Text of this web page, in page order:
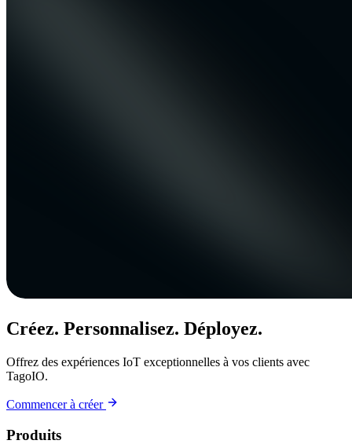
Créez. Personnalisez. Déployez.
Offrez des expériences IoT exceptionnelles à vos clients avec
TagoIO.
Commencer à créer
Produits